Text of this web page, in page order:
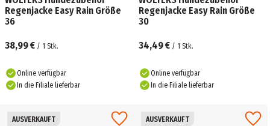
Regenjacke Easy Rain Größe
36
38,99 € / 1 Stk.
Online verfügbar
In die Filiale lieferbar
Regenjacke Easy Rain Größe
30
34,49 € / 1 Stk.
Online verfügbar
In die Filiale lieferbar
AUSVERKAUFT AUSVERKAUFT